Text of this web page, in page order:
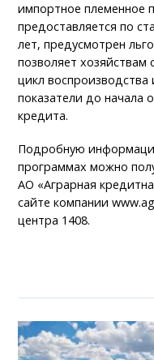
импортное племенное
предоставляется по
лет, предусмотрен
позволяет
цикл
показатели до начала
кредита.
Подробную
программах можно
АО «Аграрная
сайте компании
центра 1408.